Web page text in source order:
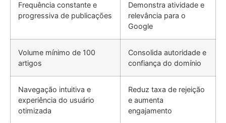
Frequência constante e
progressiva de publicações
Demonstra atividade e
relevância para o
Google
Volume mínimo de 100
artigos
Consolida autoridade e
confiança do domínio
Navegação intuitiva e
experiência do usuário
otimizada
Reduz taxa de rejeição
e aumenta
engajamento